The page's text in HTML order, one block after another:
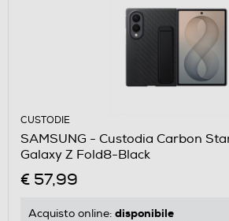
CUSTODIE
SAMSUNG - Custodia Carbon
Galaxy Z Fold8-Black
€ 57,99
Acquisto online: disponibile